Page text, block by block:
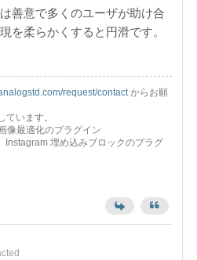
善意で多くのユーザが助け合
を柔らかくすると円滑です。
request/contactからお願
います。
像最適化のプラグイン
Instagram 埋め込みブロックのプラグ